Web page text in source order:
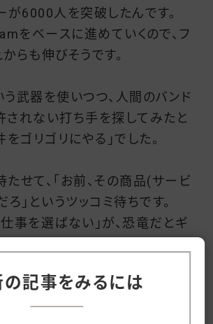
が6000人を突破したんです。
をベースに進めていくので、フ
らも伸びそうです。
武器を使いつつ、人間のバンド
されない打ち手を探してみたと
をゴリゴリにやる」でした。
せて、「お前、その商品(サービ
」というツッコミ待ちです。
事を選ばない」が、恐竜だとギ
ンドザウルスのプロデューサー
「企業案件で稼ぐアイドルになる
の記事をみるには